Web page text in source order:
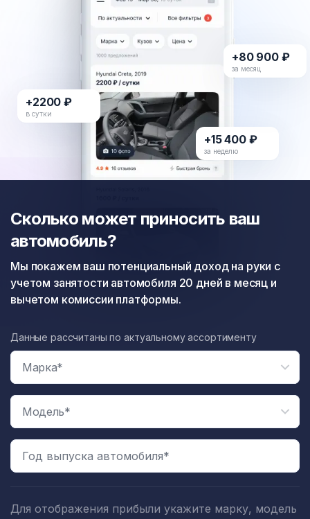
+2200 ₽
в сутки
+15 400 ₽
за неделю
+80 900 ₽
за месяц
Сколько может приносить ваш
автомобиль?
Мы покажем ваш потенциальный доход на руки с
учетом занятости автомобиля 20 дней в месяц и
вычетом комиссии платформы.
Год выпуска автомобиля*
Данные рассчитаны по актуальному ассортименту
Для отображения прибыли укажите марку, модель